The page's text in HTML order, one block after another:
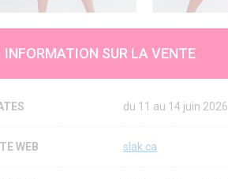
INFORMATION SUR LA VENTE
du 11 au 14 juin 2026
WEB slak.ca